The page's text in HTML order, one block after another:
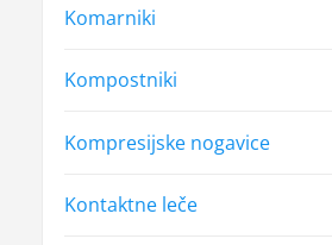
Komarniki
Kompostniki
Kompresijske nogavice
Kontaktne leče